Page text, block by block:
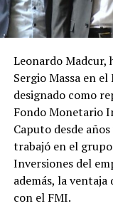
Leonardo Madcur,
Sergio Massa en
designado como
Fondo Monetario
Caputo desde
trabajó en el
Inversiones del
además, la
con el FMI.